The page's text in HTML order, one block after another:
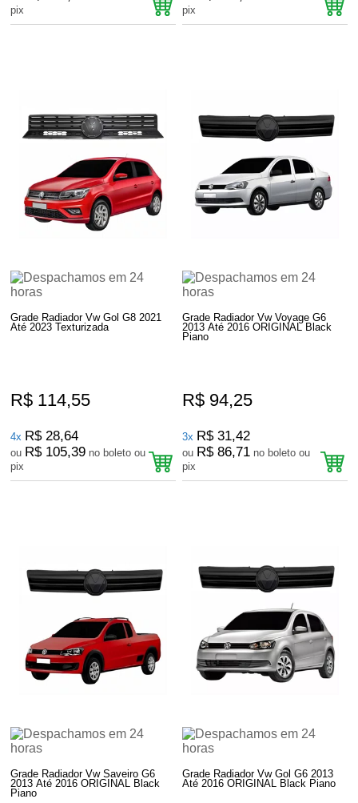
pix
pix
Grade Radiador Vw Gol G8 2021
Até 2023 Texturizada
R$ 114,55
4x R$ 28,64
ou R$ 105,39 no boleto ou
pix
Grade Radiador Vw Voyage G6
2013 Até 2016 ORIGINAL Black
Piano
R$ 94,25
3x R$ 31,42
ou R$ 86,71 no boleto ou
pix
Grade Radiador Vw Saveiro G6
2013 Até 2016 ORIGINAL Black
Piano
Grade Radiador Vw Gol G6 2013
Até 2016 ORIGINAL Black Piano